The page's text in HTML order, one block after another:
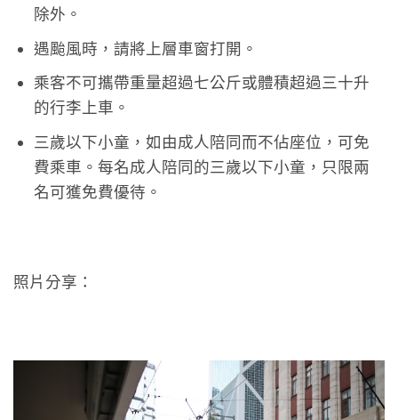
除外。
遇颱風時，請將上層車窗打開。
乘客不可攜帶重量超過七公斤或體積超過三十升
的行李上車。
三歲以下小童，如由成人陪同而不佔座位，可免
費乘車。每名成人陪同的三歲以下小童，只限兩
名可獲免費優待。
照片分享：